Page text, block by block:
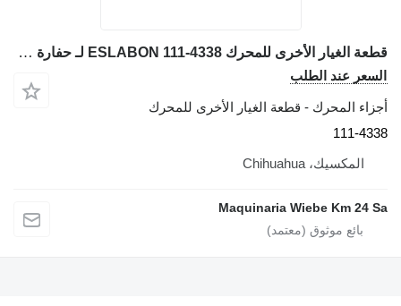
قطعة الغيار الأخرى للمحرك ESLABON 111-4338 لـ حفارة Caterpillar 428C, 420E, 430E, 428D, 432D
السعر عند الطلب
أجزاء المحرك - قطعة الغيار الأخرى للمحرك
111-4338
المكسيك، Chihuahua
Maquinaria Wiebe Km 24 Sa